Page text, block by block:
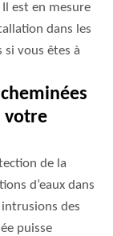
Il est en mesure
dans les
vous êtes à
votre
de la
d’eaux dans
des
puisse